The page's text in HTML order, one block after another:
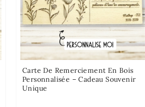
Carte De Remerciement En Bois
Personnalisée – Cadeau Souvenir
Unique